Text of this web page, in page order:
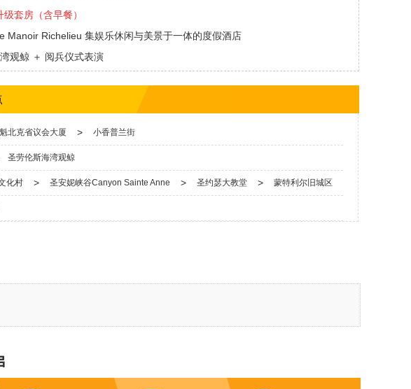
套房（含早餐）
Manoir Richelieu 集娱乐休闲与美景于一体的度假酒店
观鲸 ＋ 阅兵仪式表演
，让旅程回归舒心与从容
娱乐，假期中的绝佳享受
魁北克省议会大厦 > 小香普兰街
圣劳伦斯海湾观鲸
化村 > 圣安妮峡谷Canyon Sainte Anne > 圣约瑟大教堂 > 蒙特利尔旧城区